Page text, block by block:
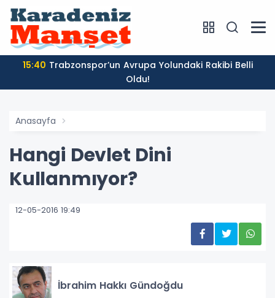
15:40
Oldu!
Anasayfa
Hangi Devlet Dini
Kullanmıyor?
12-05-2016 19:49
İbrahim Hakkı Gündoğdu